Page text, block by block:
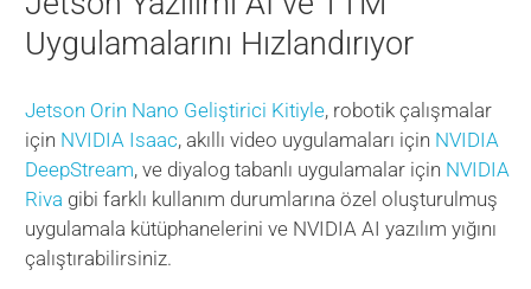
Uygulamalarını Hızlandırıyor
Jetson Orin Nano Geliştirici Kitiyle, robotik çalışmalar
için NVIDIA Isaac, akıllı video uygulamaları için NVIDIA
DeepStream, ve diyalog tabanlı uygulamalar için NVIDIA
Riva gibi farklı kullanım durumlarına özel oluşturulmuş
uygulamala kütüphanelerini ve NVIDIA AI yazılım yığını
çalıştırabilirsiniz.